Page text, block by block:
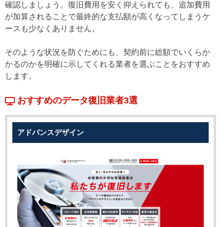
確認しましょう。復旧費用を安く抑えられても、追加費用
が加算されることで最終的な支払額が高くなってしまうケ
ースも少なくありません。
そのような状況を防ぐためにも、契約前に総額でいくらか
かるのかを明確に示してくれる業者を選ぶことをおすすめ
します。
おすすめのデータ復旧業者3選
アドバンスデザイン